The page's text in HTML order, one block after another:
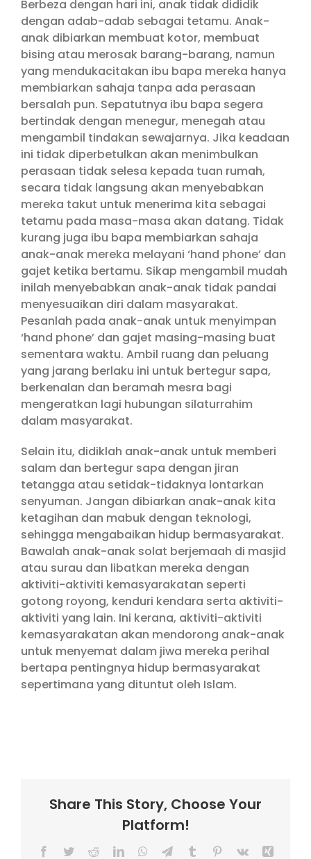
Berbeza dengan hari ini, anak tidak dididik
dengan adab-adab sebagai tetamu. Anak-
anak dibiarkan membuat kotor, membuat
bising atau merosak barang-barang, namun
yang mendukacitakan ibu bapa mereka hanya
membiarkan sahaja tanpa ada perasaan
bersalah pun. Sepatutnya ibu bapa segera
bertindak dengan menegur, menegah atau
mengambil tindakan sewajarnya. Jika keadaan
ini tidak diperbetulkan akan menimbulkan
perasaan tidak selesa kepada tuan rumah,
secara tidak langsung akan menyebabkan
mereka takut untuk menerima kita sebagai
tetamu pada masa-masa akan datang. Tidak
kurang juga ibu bapa membiarkan sahaja
anak-anak mereka melayani ‘hand phone’ dan
gajet ketika bertamu. Sikap mengambil mudah
inilah menyebabkan anak-anak tidak pandai
menyesuaikan diri dalam masyarakat.
Pesanlah pada anak-anak untuk menyimpan
‘hand phone’ dan gajet masing-masing buat
sementara waktu. Ambil ruang dan peluang
yang jarang berlaku ini untuk bertegur sapa,
berkenalan dan beramah mesra bagi
mengeratkan lagi hubungan silaturrahim
dalam masyarakat.
Selain itu, didiklah anak-anak untuk memberi
salam dan bertegur sapa dengan jiran
tetangga atau setidak-tidaknya lontarkan
senyuman. Jangan dibiarkan anak-anak kita
ketagihan dan mabuk dengan teknologi,
sehingga mengabaikan hidup bermasyarakat.
Bawalah anak-anak solat berjemaah di masjid
atau surau dan libatkan mereka dengan
aktiviti-aktiviti kemasyarakatan seperti
gotong royong, kenduri kendara serta aktiviti-
aktiviti yang lain. Ini kerana, aktiviti-aktiviti
kemasyarakatan akan mendorong anak-anak
untuk menyemat dalam jiwa mereka perihal
bertapa pentingnya hidup bermasyarakat
sepertimana yang dituntut oleh Islam.
Share This Story, Choose Your
Platform!
Facebook
TwitterRedditLinkedInWhatsApp
TelegramTumblr Pinterest
Vk